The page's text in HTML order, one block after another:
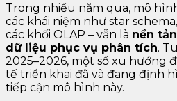
Trong nhiều năm qua, mô
các khái niệm như star
các khối OLAP – vẫn là nền
dữ liệu phục vụ phân tích.
2025–2026, một số xu hướng
tế triển khai đã và đang định
tiếp cận mô hình này.